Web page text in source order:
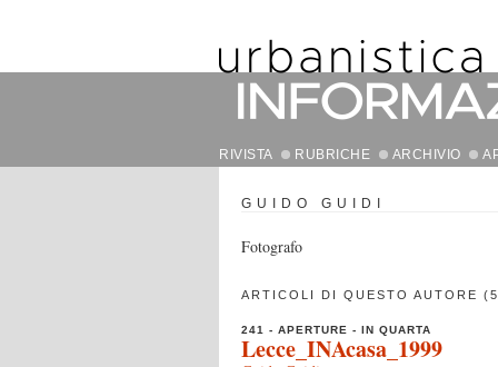
RIVISTA RUBRICHE ARCHIVIO
GUIDO GUIDI
Fotografo
ARTICOLI DI QUESTO AUTORE
241 - APERTURE - IN QUARTA
Lecce_INAcasa_1999